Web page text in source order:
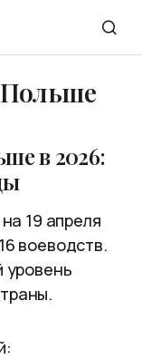
Польше
в 2026:
19 апреля
воеводств.
уровень